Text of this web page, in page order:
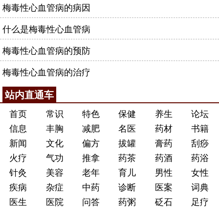
梅毒性心血管病的病因
什么是梅毒性心血管病
梅毒性心血管病的预防
梅毒性心血管病的治疗
站内直通车
首页 常识 特色 保健 养生
论坛
信息
丰胸 减肥 名医 药材
书籍
新闻
文化 偏方 拔罐 膏药
刮痧
火疗
气功 推拿 药茶 药酒
药浴
针灸
美容 老年 育儿 男性
女性
疾病
杂症 中药 诊断 医案
词典
医生
医院 问答 药粥 砭石 足疗